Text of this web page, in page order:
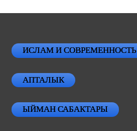
ИСЛАМ И СОВРЕМЕННОСТЬ
АПТАЛЫК
ЫЙМАН САБАКТАРЫ